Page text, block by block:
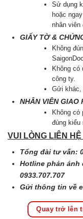
Sử dụng
hoặc
nhân
GIẤY TỜ &
Không
Không
công ty.
Gửi khác,
NHÂN VIÊN GIAO
Không có
đúng
VUI LÒNG LIÊN
Tổng đài tư vấn:
Hotline phản ánh
0933.707.707
Gửi thông tin về
Quay trở lên